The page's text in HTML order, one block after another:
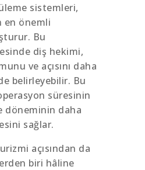
sistemleri,
en önemli
Bu
diş hekimi,
ve açısını daha
belirleyebilir. Bu
süresinin
döneminin daha
sağlar.
açısından da
biri hâline